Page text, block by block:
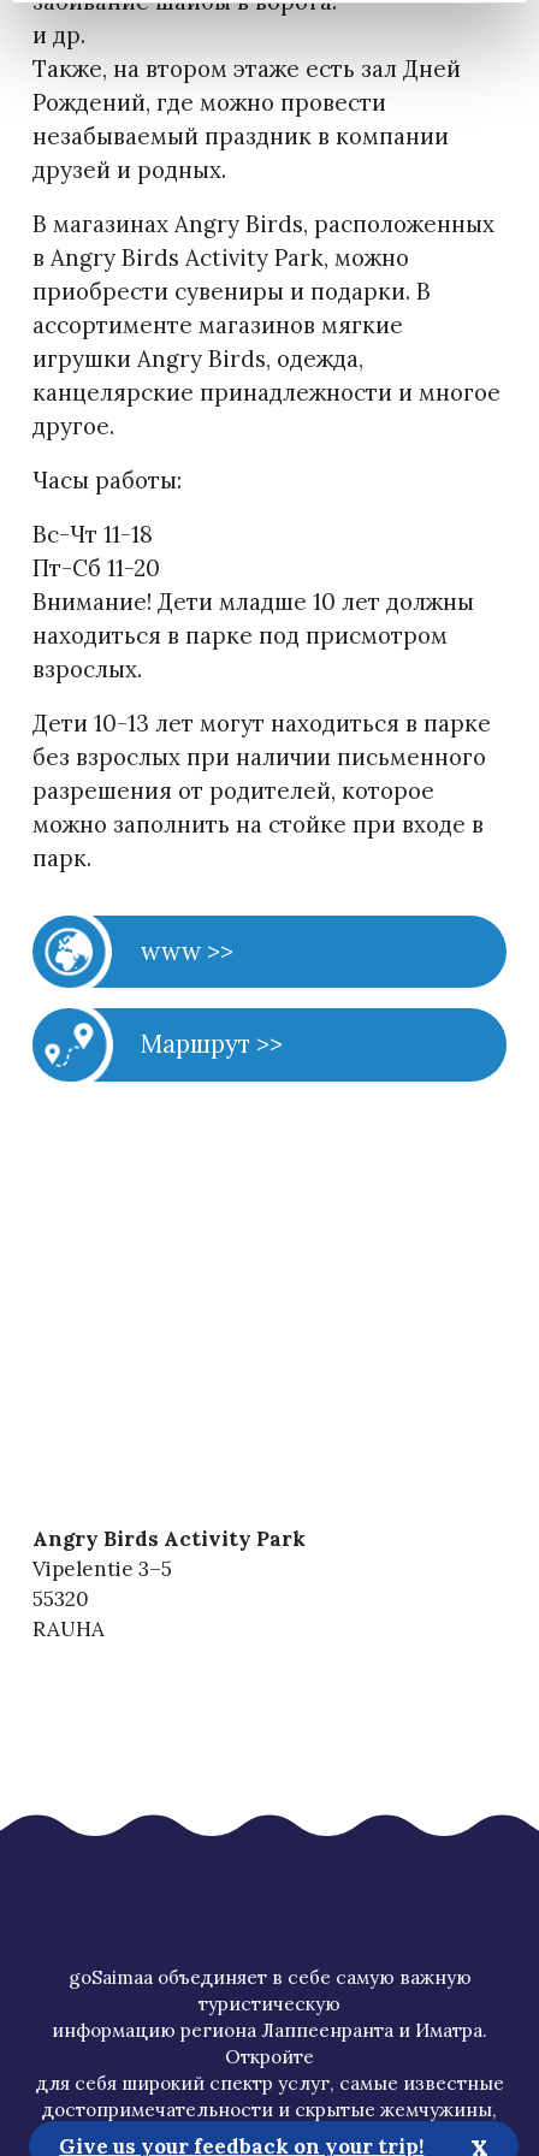
и др.
Также, на втором этаже есть зал Дней
Рождений, где можно провести
незабываемый праздник в компании
друзей и родных.
В магазинах Angry Birds, расположенных
в Angry Birds Activity Park, можно
приобрести сувениры и подарки. В
ассортименте магазинов мягкие
игрушки Angry Birds, одежда,
канцелярские принадлежности и многое
другое.
Часы работы:
Вс-Чт 11-18
Пт-Сб 11-20
Внимание! Дети младше 10 лет должны
находиться в парке под присмотром
взрослых.
Дети 10-13 лет могут находиться в парке
без взрослых при наличии письменного
разрешения от родителей, которое
можно заполнить на стойке при входе в
парк.
www >>
Маршрут >>
Angry Birds Activity Park
Vipelentie 3–5
55320
RAUHA
goSaimaa объединяет в себе самую важную
туристическую
информацию региона Лаппеенранта и Иматра.
Откройте
для себя широкий спектр услуг, самые известные
достопримечательности и скрытые жемчужины,
и спланируйте отпуск с учетом своих пожеланий.
Give us your feedback on your trip! x